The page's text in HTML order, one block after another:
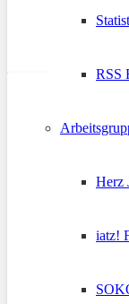
RSS
Herz
iatz!